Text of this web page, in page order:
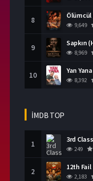
8 Ölümcül
9,649
9 Sapkın
8,969
10 Yan Yana
8,392
İMDB TOP
1 3rd Class
249
2 12th Fail
2,183